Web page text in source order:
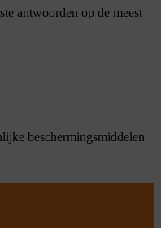
antwoorden op de meest
beschermingsmiddelen